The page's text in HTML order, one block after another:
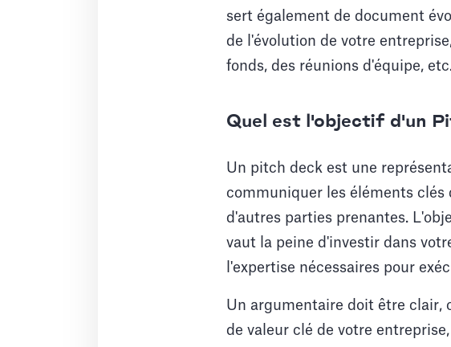
sert également de document
de l'évolution de votre
fonds, des réunions d'équipe,
Quel est l'objectif d'un
Un pitch deck est une
communiquer les éléments
d'autres parties prenantes.
vaut la peine d'investir dans
l'expertise nécessaires pour
Un argumentaire doit être clair,
de valeur clé de votre